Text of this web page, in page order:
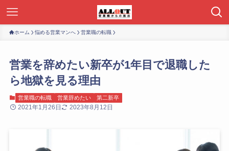
ホーム 悩める営業マンへ 営業職の転職
営業を辞めたい新卒が1年目で退職した
ら地獄を見る理由
営業職の転職 営業辞めたい 第二新卒
2021年1月26日 2023年8月12日